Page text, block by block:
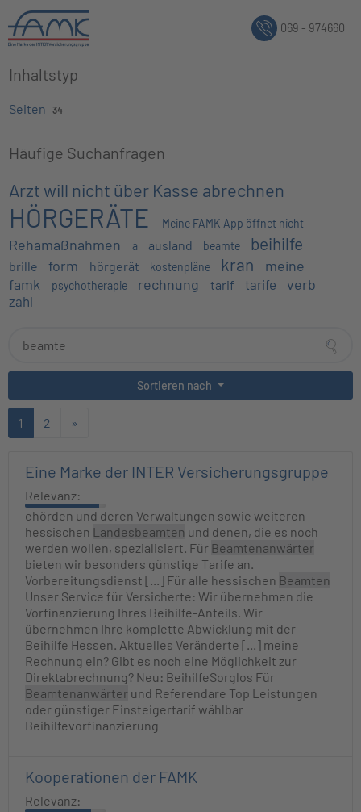
069 - 974660
Inhaltstyp
Seiten 34
Häufige Suchanfragen
Arzt will nicht über Kasse abrechnen
HÖRGERÄTE Meine FAMK App öffnet nicht
Rehamaßnahmen a ausland beamte beihilfe
brille form hörgerät kostenpläne kran
meine
famk
psychotherapie rechnung tarif tarife verb
zahl
Sortieren nach
1 2 »
Eine Marke der INTER Versicherungsgruppe
Relevanz:
ehörden und deren Verwaltungen sowie weiteren
hessischen Landesbeamten und denen, die es noch
werden wollen, spezialisiert. Für Beamtenanwärter
bieten wir besonders günstige Tarife an.
Vorbereitungsdienst [...] Für alle hessischen Beamten
Unser Service für Versicherte: Wir übernehmen die
Vorfinanzierung Ihres Beihilfe-Anteils. Wir
übernehmen Ihre komplette Abwicklung mit der
Beihilfe Hessen. Aktuelles Veränderte [...] meine
Rechnung ein? Gibt es noch eine Möglichkeit zur
Direktabrechnung? Neu: BeihilfeSorglos Für
Beamtenanwärter und Referendare Top Leistungen
oder günstiger Einsteigertarif wählbar
Beihilfevorfinanzierung
Kooperationen der FAMK
Relevanz: